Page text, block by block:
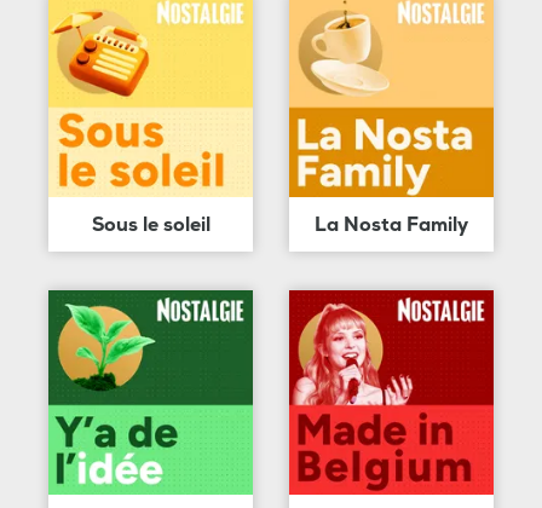
Sous le soleil La Nosta Family